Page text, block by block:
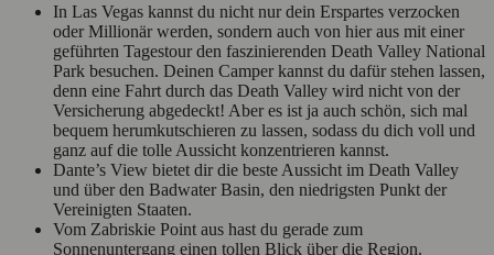
In Las Vegas kannst du nicht nur dein Erspartes verzocken
oder Millionär werden, sondern auch von hier aus mit einer
geführten Tagestour den faszinierenden Death Valley National
Park besuchen. Deinen Camper kannst du dafür stehen lassen,
denn eine Fahrt durch das Death Valley wird nicht von der
Versicherung abgedeckt! Aber es ist ja auch schön, sich mal
bequem herumkutschieren zu lassen, sodass du dich voll und
ganz auf die tolle Aussicht konzentrieren kannst.
Dante’s View bietet dir die beste Aussicht im Death Valley
und über den Badwater Basin, den niedrigsten Punkt der
Vereinigten Staaten.
Vom Zabriskie Point aus hast du gerade zum
Sonnenuntergang einen tollen Blick über die Region.